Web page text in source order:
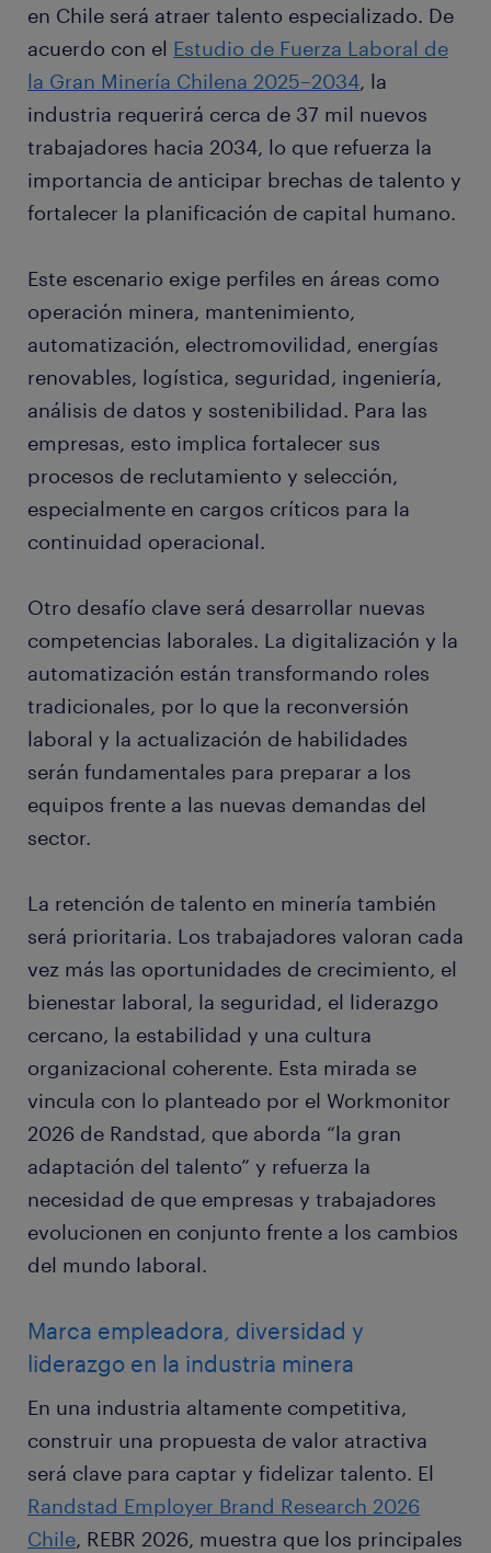
en Chile será atraer talento especializado. De
acuerdo con el Estudio de Fuerza Laboral de
la Gran Minería Chilena 2025–2034, la
industria requerirá cerca de 37 mil nuevos
trabajadores hacia 2034, lo que refuerza la
importancia de anticipar brechas de talento y
fortalecer la planificación de capital humano.
Este escenario exige perfiles en áreas como
operación minera, mantenimiento,
automatización, electromovilidad, energías
renovables, logística, seguridad, ingeniería,
análisis de datos y sostenibilidad. Para las
empresas, esto implica fortalecer sus
procesos de reclutamiento y selección,
especialmente en cargos críticos para la
continuidad operacional.
Otro desafío clave será desarrollar nuevas
competencias laborales. La digitalización y la
automatización están transformando roles
tradicionales, por lo que la reconversión
laboral y la actualización de habilidades
serán fundamentales para preparar a los
equipos frente a las nuevas demandas del
sector.
La retención de talento en minería también
será prioritaria. Los trabajadores valoran cada
vez más las oportunidades de crecimiento, el
bienestar laboral, la seguridad, el liderazgo
cercano, la estabilidad y una cultura
organizacional coherente. Esta mirada se
vincula con lo planteado por el Workmonitor
2026 de Randstad, que aborda “la gran
adaptación del talento” y refuerza la
necesidad de que empresas y trabajadores
evolucionen en conjunto frente a los cambios
del mundo laboral.
Marca empleadora, diversidad y
liderazgo en la industria minera
En una industria altamente competitiva,
construir una propuesta de valor atractiva
será clave para captar y fidelizar talento. El
Randstad Employer Brand Research 2026
Chile, REBR 2026, muestra que los principales